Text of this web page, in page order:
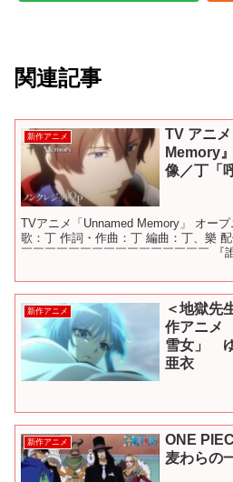
関連記事
新作アニメ
TV アニ
Memory
像／丁「
TVアニメ「Unnamed Memory」 オープ
歌：丁 作詞・作曲：丁 編曲：丁、樂
￣￣￣￣￣￣￣￣￣￣￣￣￣￣￣￣ 『
新作アニメ
＜地獄先
作アニメ
雪女」
亜衣
新作アニメ
ONE
麦わらの